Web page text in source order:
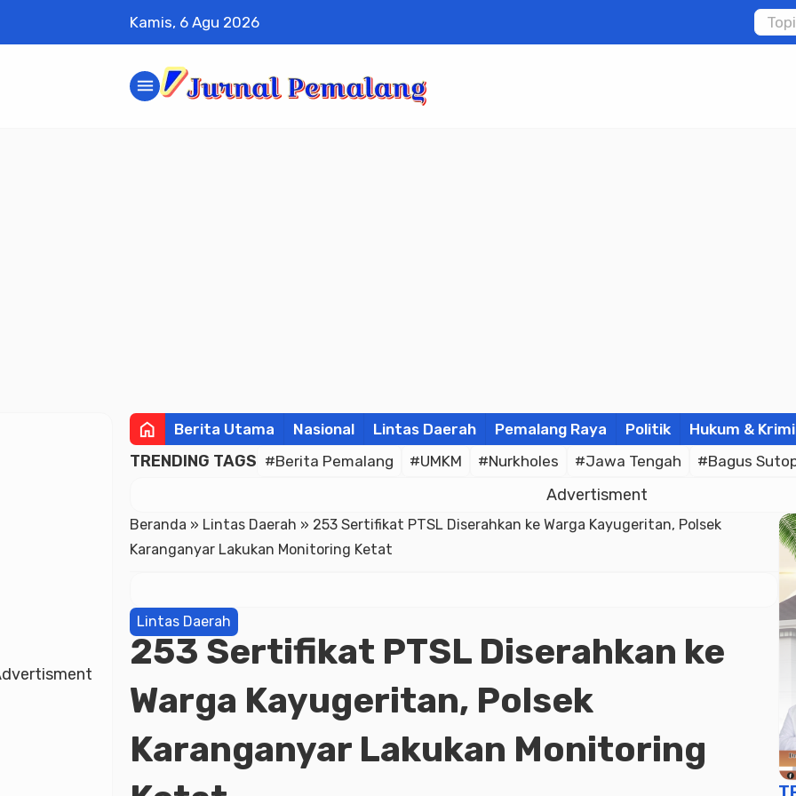
Kamis, 6 Agu 2026
menu
home Berita Utama Nasional Lintas Daerah Pemalang Raya Politik Hukum &
TRENDING TAGS #Berita Pemalang #UMKM #Nurkholes #Jawa Tengah #Bagus
Advertisment
Beranda » Lintas Daerah » 253 Sertifikat PTSL Diserahkan ke Warga Kayugeritan, Polsek
Karanganyar Lakukan Monitoring Ketat
Lintas Daerah
253 Sertifikat PTSL Diserahkan ke
Warga Kayugeritan, Polsek
Karanganyar Lakukan Monitoring